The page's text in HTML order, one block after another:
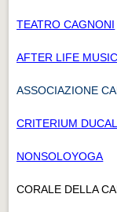
TEATRO CAGNONI
AFTER LIFE
ASSOCIAZIONE
CRITERIUM
NONSOLOYOGA
CORALE DELLA